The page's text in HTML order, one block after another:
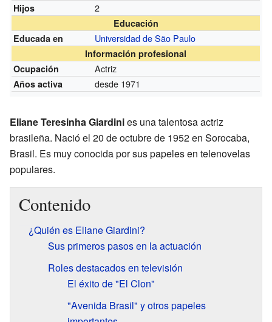
Hijos 2
Educación
Educada en
Universidad de São Paulo
Información profesional
Ocupación
Actriz
Años activa desde 1971
Eliane Teresinha Giardinies una talentosa actriz
brasileña. Nació el 20 de octubre de 1952 en Sorocaba,
Brasil. Es muy conocida por sus papeles en telenovelas
populares.
Contenido
¿Quién es Eliane Giardini?
Sus primeros pasos en la actuación
Roles destacados en televisión
El éxito de "El Clon"
"Avenida Brasil" y otros papeles